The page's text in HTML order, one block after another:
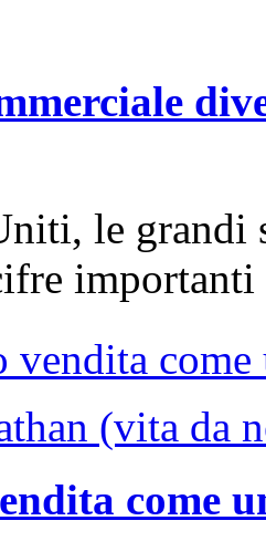
le grandi
(vita da
come